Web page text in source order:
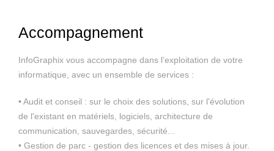
Accompagnement
InfoGraphix vous accompagne dans l’exploitation de votre
informatique, avec un ensemble de services :
• Audit et conseil : sur le choix des solutions, sur l'évolution
de l'existant en matériels, logiciels, architecture de
communication, sauvegardes, sécurité...
• Gestion de parc - gestion des licences et des mises à jour.